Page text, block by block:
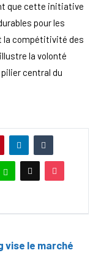
que cette initiative
pour les
la compétitivité des
la volonté
central du
vise le marché